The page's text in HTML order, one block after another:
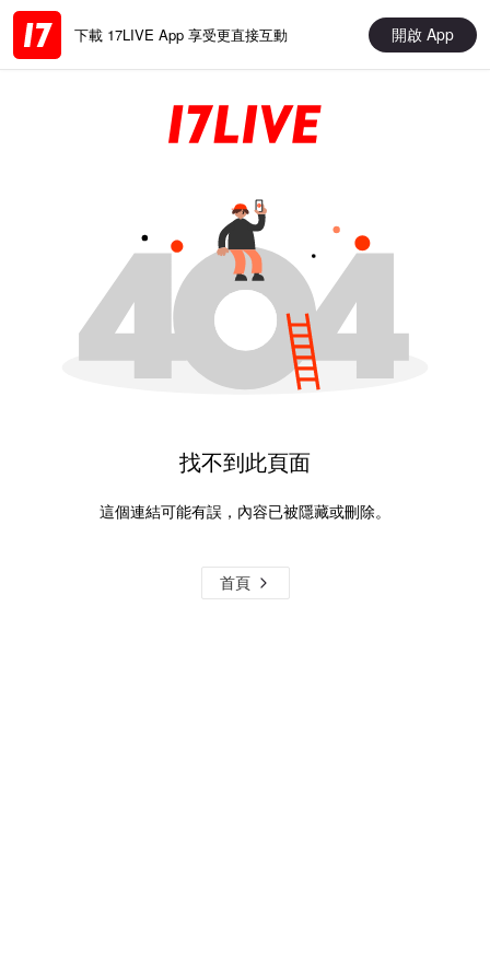
下載 17LIVE App 享受更直接互動 開啟 App
找不到此頁面
這個連結可能有誤，內容已被隱藏或刪除。
首頁